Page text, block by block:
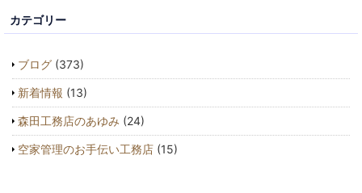
カテゴリー
ブログ (373)
新着情報 (13)
森田工務店のあゆみ (24)
空家管理のお手伝い工務店 (15)